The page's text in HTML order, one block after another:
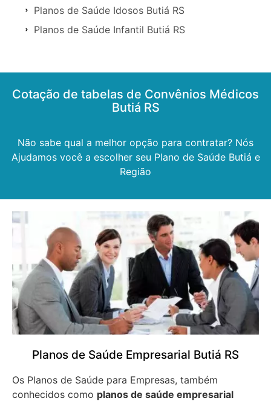
Planos de Saúde Idosos Butiá RS
Planos de Saúde Infantil Butiá RS
Cotação de tabelas de Convênios Médicos
Butiá RS
Não sabe qual a melhor opção para contratar? Nós
Ajudamos você a escolher seu Plano de Saúde Butiá e
Região
Planos de Saúde Empresarial Butiá RS
Os Planos de Saúde para Empresas, também
conhecidos como planos de saúde empresarial